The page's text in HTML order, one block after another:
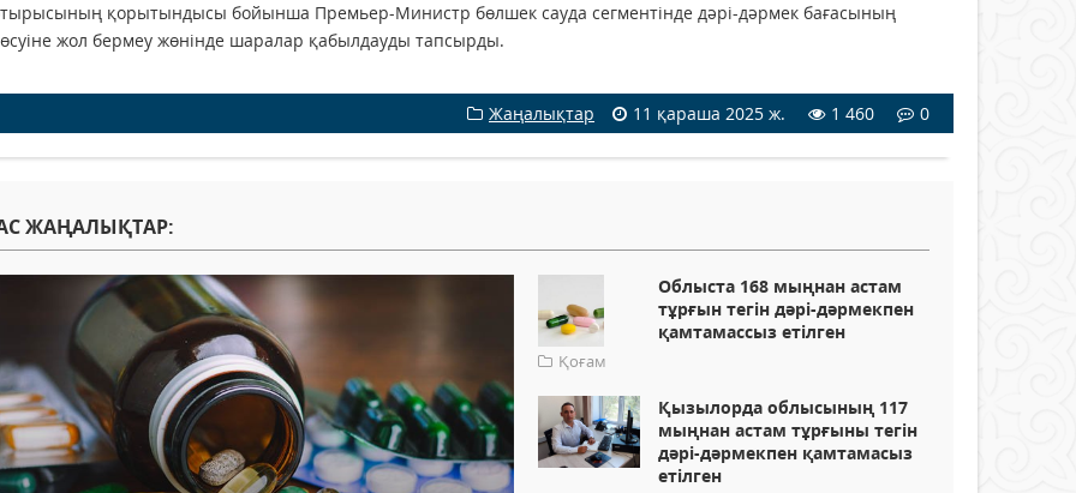
қорытындысы бойынша Премьер-Министр бөлшек сауда сегментінде дәрі-дәрмек бағасының
өсуіне жол бермеу жөнінде шаралар қабылдауды тапсырды.
Жаңалықтар 11 қараша 2025 ж. 1 460 0
ЖАҢАЛЫҚТАР:
Облыста 168 мыңнан астам
тұрғын тегін дәрі-дәрмекпен
қамтамассыз етілген
Қоғам
Қызылорда облысының 117
мыңнан астам тұрғыны тегін
дәрі-дәрмекпен қамтамасыз
етілген